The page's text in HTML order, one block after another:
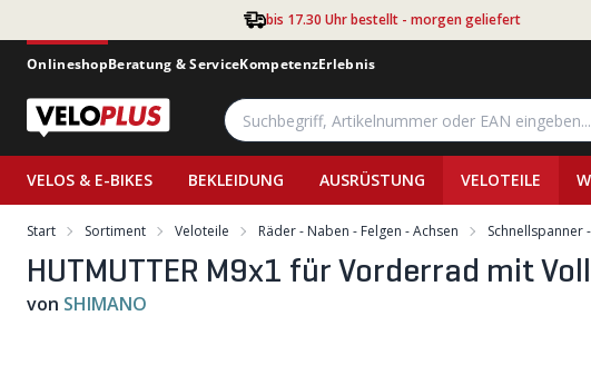
bis 17.30 Uhr bestellt - morgen geliefert
OnlineshopBeratung & ServiceKompetenzErlebnis
VELOS & E-BIKES BEKLEIDUNG AUSRÜSTUNG VELOTEILE
Start Sortiment Veloteile Räder - Naben - Felgen - Achsen Schnellspanner
HUTMUTTER M9x1 für Vorderrad mit
von SHIMANO